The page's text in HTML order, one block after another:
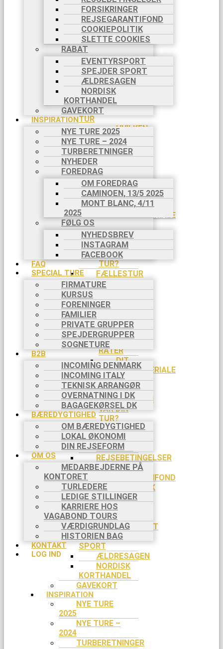
FORSIKRINGER
REJSEGARANTIFOND
COOKIEPOLITIK
SLETTE COOKIES
RABAT
EVENTYRSPORT
SPEJDER SPORT
ÆLDRESAGEN
NORDISK
KORTHANDEL
GAVEKORT
INSPIRATION
NYE TURE 2025
NYE TURE – 2024
TURBERETNINGER
NYHEDER
FOREDRAG
OM FOREDRAG
CAMINOEN, 13/5 2025
MONT BLANC, 4/11
2025
FØLG OS
NYHEDSBREV
INSTAGRAM
FACEBOOK
FAQ
SPECIAL TURE
FIRMATURE
KURSUS
FORENINGER
FAMILIER
PRIVATE GRUPPER
SPEJDERGRUPPER
SOGNETURE
B2B
INCOMING DENMARK
INCOMING ITALY
TEKNISK ARRANGØR
OVERNATNING I DK
BAGAGEKØRSEL DK
BÆREDYGTIGHED
OM BÆREDYGTIGHED
LOKAL ØKONOMI
DIN REJSEFORM
OM OS
MEDARBEJDERNE PÅ
KONTORET
TURLEDERE
LEDIGE STILLINGER
KARRIERE HOS
VAGABOND TOURS
VÆRDIGRUNDLAG
HISTORIEN BAG
KONTAKT
LOG IND
KANOTURE
FAMILIETURE
VANDRING
MED HUND
MED ÆSEL
VANDRING
I DANMARK
SVÆRHEDSGRADER
DIN BOOKING
INDIVIDUEL
TUR
HVILKEN
TUR?
DIN
REJSE TIL
TURSTART
BETALING
I 2
RATER
DIT
AFREJSEMATERIALE
NØDNUMMER
HVORDAN
VAR DIN
TUR?
FÆLLESTUR
TUR?
DIN
REJSE TIL
TURSTART
BETALING
I 2
RATER
DIT
AFREJSEMATERIALE
DIN
TURLEDER
HVORDAN
VAR DIN
TUR?
APP
PRAKTISK INFO
BETALING
REJSEBETINGELSER
FORSIKRINGER
REJSEGARANTIFOND
COOKIEPOLITIK
SLETTE
COOKIES
RABAT
EVENTYRSPORT
SPEJDER
SPORT
ÆLDRESAGEN
NORDISK
KORTHANDEL
GAVEKORT
INSPIRATION
NYE TURE
2025
NYE TURE –
2024
TURBERETNINGER